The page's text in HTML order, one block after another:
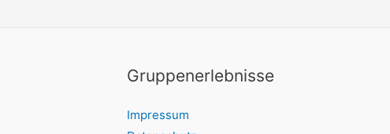
Gruppenerlebnisse
Impressum